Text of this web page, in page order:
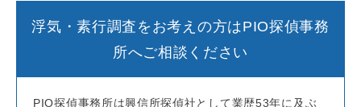
浮気・素行調査をお考えの方はPIO探偵事務
所へご相談ください
PIO探偵事務所は興信所探偵社として業歴53年に及ぶ